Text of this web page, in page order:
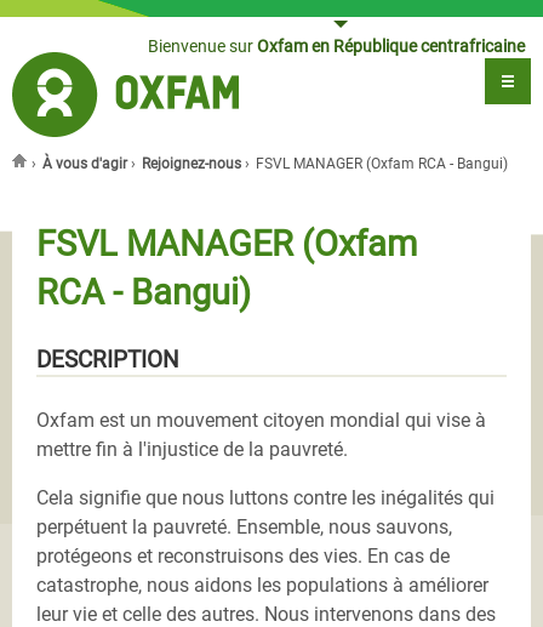
Jump to navigationBienvenue surOxfam en République centrafricaine
› À vous d'agir› Rejoignez-nous › FSVL MANAGER (Oxfam RCA - Bangui)
FSVL MANAGER (Oxfam
RCA - Bangui)
DESCRIPTION
Oxfam est un mouvement citoyen mondial qui vise à
mettre fin à l'injustice de la pauvreté.
Cela signifie que nous luttons contre les inégalités qui
perpétuent la pauvreté. Ensemble, nous sauvons,
protégeons et reconstruisons des vies. En cas de
catastrophe, nous aidons les populations à améliorer
leur vie et celle des autres. Nous intervenons dans des